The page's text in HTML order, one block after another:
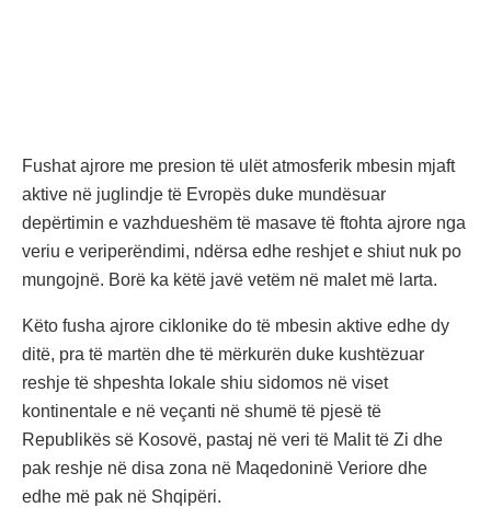
Fushat ajrore me presion të ulët atmosferik mbesin mjaft
aktive në juglindje të Evropës duke mundësuar
depërtimin e vazhdueshëm të masave të ftohta ajrore nga
veriu e veriperëndimi, ndërsa edhe reshjet e shiut nuk po
mungojnë. Borë ka këtë javë vetëm në malet më larta.
Këto fusha ajrore ciklonike do të mbesin aktive edhe dy
ditë, pra të martën dhe të mërkurën duke kushtëzuar
reshje të shpeshta lokale shiu sidomos në viset
kontinentale e në veçanti në shumë të pjesë të
Republikës së Kosovë, pastaj në veri të Malit të Zi dhe
pak reshje në disa zona në Maqedoninë Veriore dhe
edhe më pak në Shqipëri.